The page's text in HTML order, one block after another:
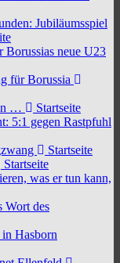
Jubiläumsspiel
Borussias neue U23
für Borussia
…
Startseite
5:1 gegen Rastpfuhl
Startseite
Startseite
was er tun kann,
Wort des
Hasborn